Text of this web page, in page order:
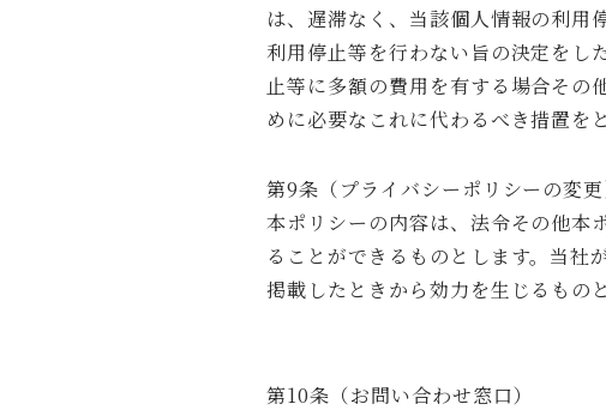
は、遅滞なく、当該個人情報の利用
利用停止等を行わない旨の決定をし
止等に多額の費用を有する場合そ
めに必要なこれに代わるべき措置を
第9条（プライバシーポリシーの変更
本ポリシーの内容は、法令その他本
ることができるものとします。当社
掲載したときから効力を生じるもの
第10条（お問い合わせ窓口）